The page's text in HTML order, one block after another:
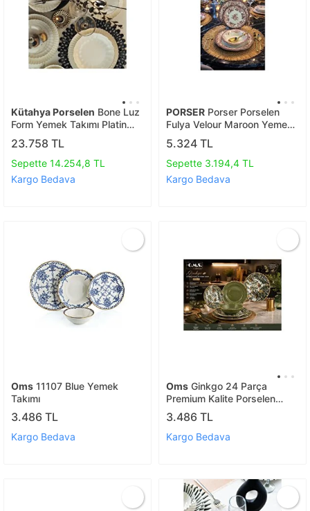
Kütahya Porselen Bone Luz
Form Yemek Takımı Platin
Fıle 52 Parça 12 Kişilik
Bnlzf52yt220
23.758 TL
Sepette 14.254,8 TL
Kargo Bedava
PORSER Porser Porselen
Fulya Velour Maroon Yemek
Takımı 6 Kişilik 24 Parça
5.324 TL
Sepette 3.194,4 TL
Kargo Bedava
Oms 11107 Blue Yemek
Takımı
3.486 TL
Kargo Bedava
Oms Ginkgo 24 Parça
Premium Kalite Porselen
Yemek Takımı Gold ( 11107 )
3.486 TL
Kargo Bedava